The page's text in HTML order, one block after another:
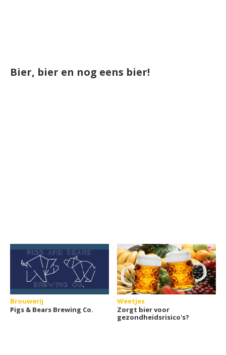
Bier, bier en nog eens bier!
Brouwerij
Pigs & Bears Brewing Co.
Weetjes
Zorgt bier voor
gezondheidsrisico's?